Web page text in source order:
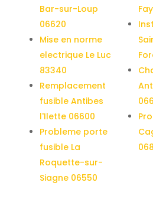
Bar-sur-Loup
06620
Mise en norme
electrique Le Luc
83340
Remplacement
fusible Antibes
l'Ilette 06600
Probleme porte
fusible La
Roquette-sur-
Siagne 06550